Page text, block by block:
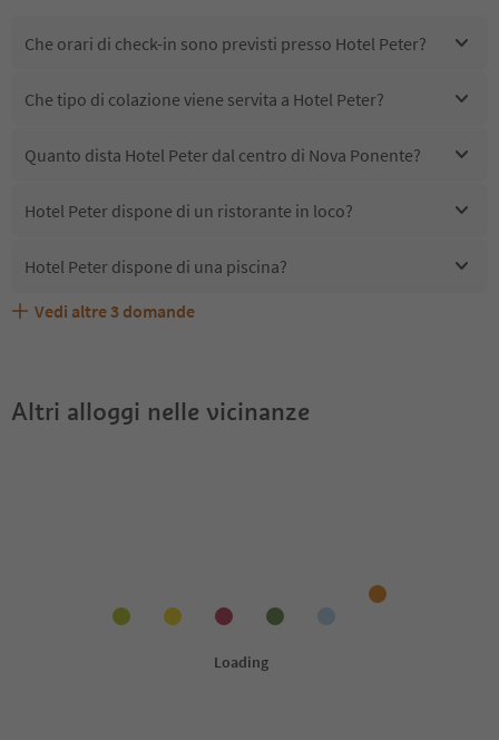
Che orari di check-in sono previsti presso Hotel Peter?
Che tipo di colazione viene servita a Hotel Peter?
Quanto dista Hotel Peter dal centro di Nova Ponente?
Hotel Peter dispone di un ristorante in loco?
Hotel Peter dispone di una piscina?
Hotel Peter accetta animali domestici?
Quali servizi/attività sono disponibili presso Hotel Peter?
Gli ospiti di Hotel Peter ricevono l'Alto Adige Guest Pass?
Vedi altre 3 domande
Altri alloggi nelle vicinanze